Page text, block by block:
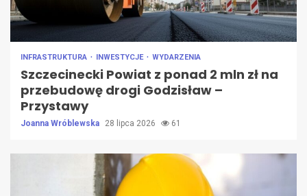
INFRASTRUKTURA INWESTYCJE WYDARZENIA
Szczecinecki Powiat z ponad 2 mln zł na
przebudowę drogi Godzisław –
Przystawy
Joanna Wróblewska 28 lipca 2026 61